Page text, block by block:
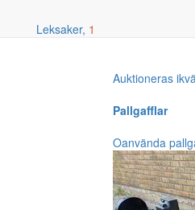
Leksaker, 1
Auktioneras
Pallgafflar
Oanvända